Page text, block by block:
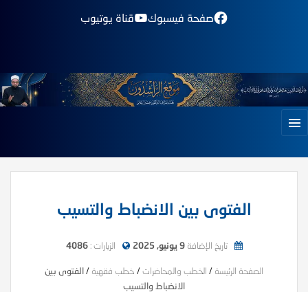
صفحة فيسبوك قناة يوتيوب
الفتوى بين الانضباط والتسيب
تاريخ الإضافة9 يونيو, 2025 الزيارات :4086
الصفحة الرئيسة / الخطب والمحاضرات/ خطب فقهية /الفتوى بين
الانضباط والتسيب